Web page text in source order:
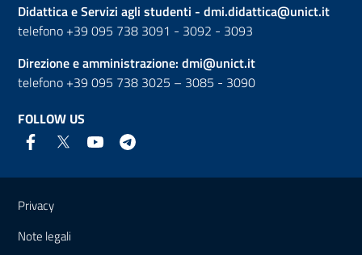
Didattica e Servizi agli studenti - dmi.didattica@unict.it
telefono +39 095 738 3091 - 3092 - 3093
Direzione e amministrazione: dmi@unict.it
telefono +39 095 738 3025 – 3085 - 3090
FOLLOW US
Useful links and information
Privacy
Note legali